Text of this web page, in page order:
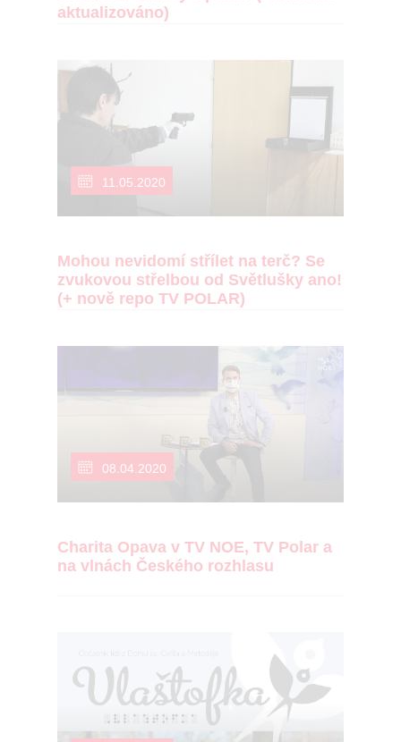
aktualizováno)
11.05.2020
Mohou nevidomí střílet na terč? Se
zvukovou střelbou od Světlušky ano!
(+ nově repo TV POLAR)
08.04.2020
Charita Opava v TV NOE, TV Polar a
na vlnách Českého rozhlasu